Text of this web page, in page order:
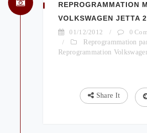
REPROGRAMMATION
VOLKSWAGEN JETTA
01/12/2012 / 0
/
Reprogrammation
Reprogrammation
Share It